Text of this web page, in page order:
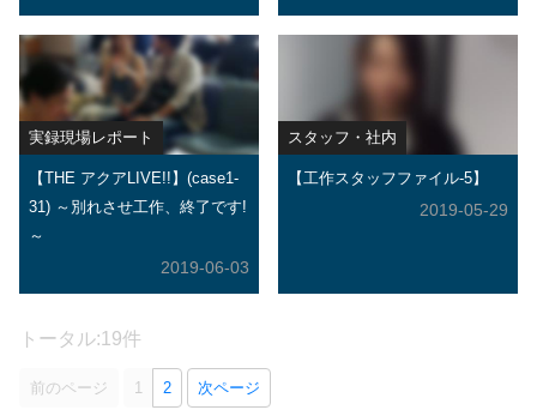
実録現場レポート
【THE アクアLIVE!!】(case1-
31) ～別れさせ工作、終了です!
～
2019-06-03
スタッフ・社内
【工作スタッフファイル-5】
2019-05-29
トータル:19件
前のページ 1 2 次ページ